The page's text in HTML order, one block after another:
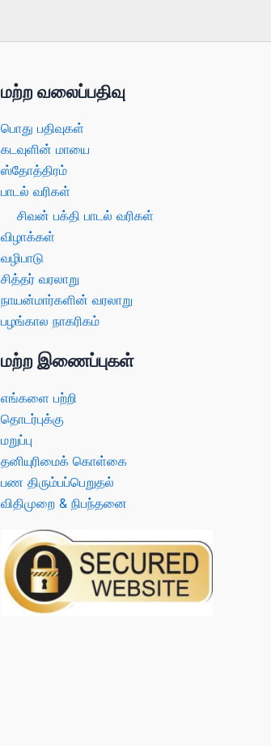
மற்ற வலைப்பதிவு
பொது பதிவுகள்
கடவுளின் மாயை
ஸ்தோத்திரம்
பாடல் வரிகள்
சிவன் பக்தி பாடல் வரிகள்
விழாக்கள்
வழிபாடு
சித்தர் வரலாறு
நாயன்மார்களின் வரலாறு
பழங்கால நாகரிகம்
மற்ற இணைப்புகள்
எங்களை பற்றி
தொடர்புக்கு
மறுப்பு
தனியுரிமைக் கொள்கை
பண திரும்பப்பெறுதல்
விதிமுறை & நிபந்தனை